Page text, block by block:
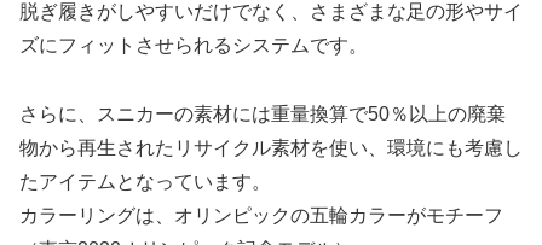
脱ぎ履きがしやすいだけでなく、さまざまな足の形やサイ
ズにフィットさせられるシステムです。
さらに、スニカーの素材には重量換算で50％以上の廃棄
物から再生されたリサイクル素材を使い、環境にも考慮し
たアイテムとなっています。
カラーリングは、オリンピックの五輪カラーがモチーフ